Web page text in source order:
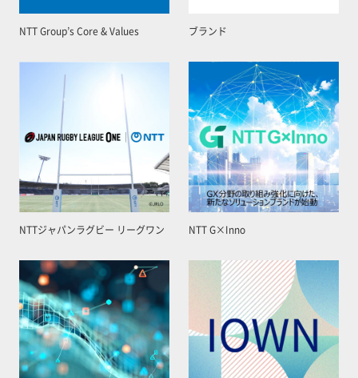
NTT Group’s Core & Values ブランド
NTTジャパンラグビー リーグワン NTT G×Inno